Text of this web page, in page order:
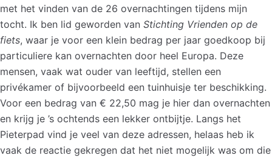
met het vinden van de 26 overnachtingen tijdens mijn
tocht. Ik ben lid geworden van Stichting Vrienden op de
fiets, waar je voor een klein bedrag per jaar goedkoop bij
particuliere kan overnachten door heel Europa. Deze
mensen, vaak wat ouder van leeftijd, stellen een
privékamer of bijvoorbeeld een tuinhuisje ter beschikking.
Voor een bedrag van € 22,50 mag je hier dan overnachten
en krijg je ’s ochtends een lekker ontbijtje. Langs het
Pieterpad vind je veel van deze adressen, helaas heb ik
vaak de reactie gekregen dat het niet mogelijk was om die